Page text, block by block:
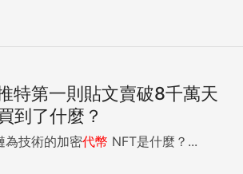
特第一則貼文賣破8千萬天
到了什麼？
為技術的加密代幣 NFT是什麼？...